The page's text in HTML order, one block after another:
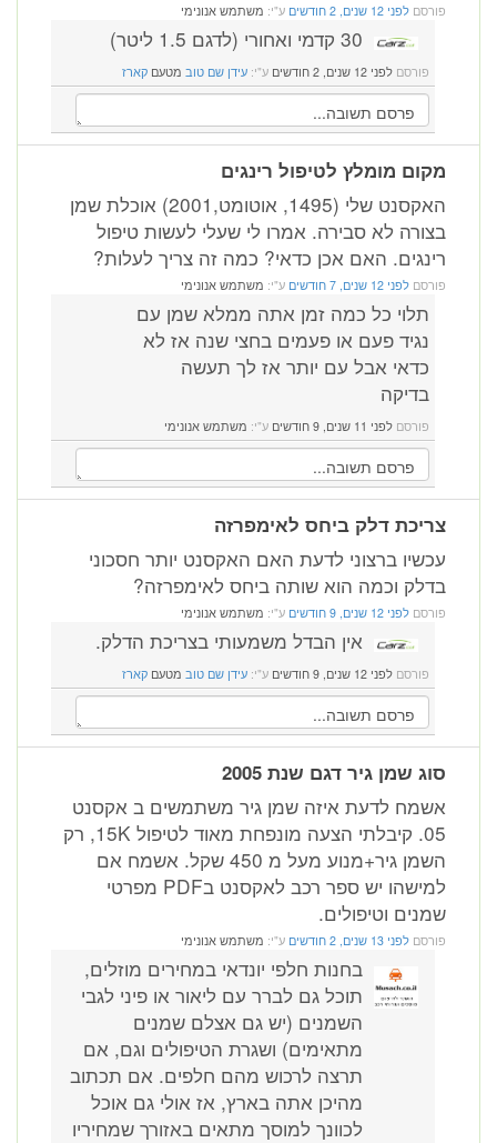
פורסם לפני 12 שנים, 2 חודשים ע"י: משתמש אנונימי
30 קדמי ואחורי (לדגם 1.5 ליטר)
פורסם לפני 12 שנים, 2 חודשים ע"י: עידן שם טוב מטעם קארז
מקום מומלץ לטיפול רינגים
האקסנט שלי (1495, אוטומט,2001) אוכלת שמן
בצורה לא סבירה. אמרו לי שעלי לעשות טיפול
רינגים. האם אכן כדאי? כמה זה צריך לעלות?
פורסם לפני 12 שנים, 7 חודשים ע"י: משתמש אנונימי
תלוי כל כמה זמן אתה ממלא שמן עם
נגיד פעם או פעמים בחצי שנה אז לא
כדאי אבל עם יותר אז לך תעשה
בדיקה
פורסם לפני 11 שנים, 9 חודשים ע"י: משתמש אנונימי
צריכת דלק ביחס לאימפרזה
עכשיו ברצוני לדעת האם האקסנט יותר חסכוני
בדלק וכמה הוא שותה ביחס לאימפרזה?
פורסם לפני 12 שנים, 9 חודשים ע"י: משתמש אנונימי
אין הבדל משמעותי בצריכת הדלק.
פורסם לפני 12 שנים, 9 חודשים ע"י: עידן שם טוב מטעם קארז
סוג שמן גיר דגם שנת 2005
אשמח לדעת איזה שמן גיר משתמשים ב אקסנט
05. קיבלתי הצעה מונפחת מאוד לטיפול 15K, רק
השמן גיר+מנוע מעל מ 450 שקל. אשמח אם
למישהו יש ספר רכב לאקסנט בPDF מפרטי
שמנים וטיפולים.
פורסם לפני 13 שנים, 2 חודשים ע"י: משתמש אנונימי
בחנות חלפי יונדאי במחירים מוזלים,
תוכל גם לברר עם ליאור או פיני לגבי
השמנים (יש גם אצלם שמנים
מתאימים) ושגרת הטיפולים וגם, אם
תרצה לרכוש מהם חלפים. אם תכתוב
מהיכן אתה בארץ, אז אולי גם אוכל
לכוונך למוסך מתאים באזורך שמחיריו